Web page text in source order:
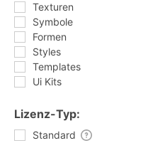
Texturen
Symbole
Formen
Styles
Templates
Ui Kits
Lizenz-Typ:
Standard